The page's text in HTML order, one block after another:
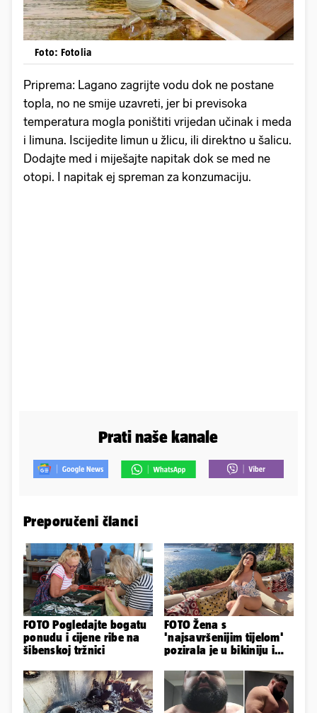
Foto: Fotolia
Priprema: Lagano zagrijte vodu dok ne postane
topla, no ne smije uzavreti, jer bi previsoka
temperatura mogla poništiti vrijedan učinak i meda
i limuna. Iscijedite limun u žlicu, ili direktno u šalicu.
Dodajte med i miješajte napitak dok se med ne
otopi. I napitak ej spreman za konzumaciju.
Prati naše kanale
Preporučeni članci
FOTO Pogledajte bogatu
ponudu i cijene ribe na
šibenskoj tržnici
FOTO Žena s
'najsavršenijim tijelom'
pozirala je u bikiniju i
obline...